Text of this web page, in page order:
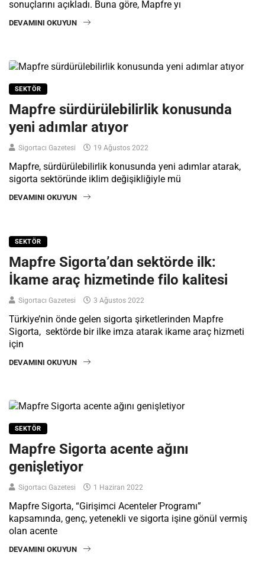
sonuçlarını açıkladı. Buna göre, Mapfre yı
DEVAMINI OKUYUN
SEKTÖR
Mapfre sürdürülebilirlik konusunda
yeni adımlar atıyor
Sigortacı Gazetesi 19 Ağustos 2022
Mapfre, sürdürülebilirlik konusunda yeni adımlar atarak,
sigorta sektöründe iklim değişikliğiyle mü
DEVAMINI OKUYUN
SEKTÖR
Mapfre Sigorta’dan sektörde ilk:
İkame araç hizmetinde filo kalitesi
Sigortacı Gazetesi 3 Ağustos 2022
Türkiye’nin önde gelen sigorta şirketlerinden Mapfre
Sigorta, sektörde bir ilke imza atarak ikame araç hizmeti
için
DEVAMINI OKUYUN
SEKTÖR
Mapfre Sigorta acente ağını
genişletiyor
Sigortacı Gazetesi 1 Haziran 2022
Mapfre Sigorta, “Girişimci Acenteler Programı”
kapsamında, genç, yetenekli ve sigorta işine gönül vermiş
olan acente
DEVAMINI OKUYUN